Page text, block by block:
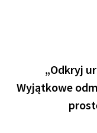
„Odkryj
Wyjątkowe